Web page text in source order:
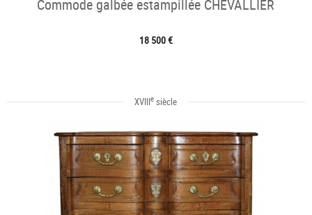
Commode galbée estampillée CHEVALLIER
18 500 €
XVIIIe siècle